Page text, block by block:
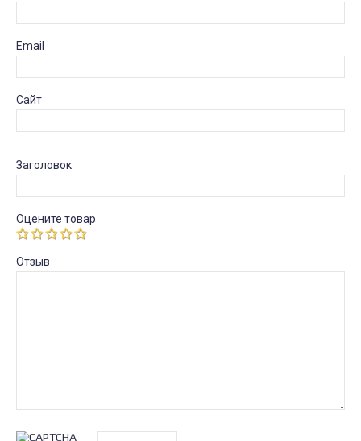
Email
Сайт
Заголовок
Оцените товар
Отзыв